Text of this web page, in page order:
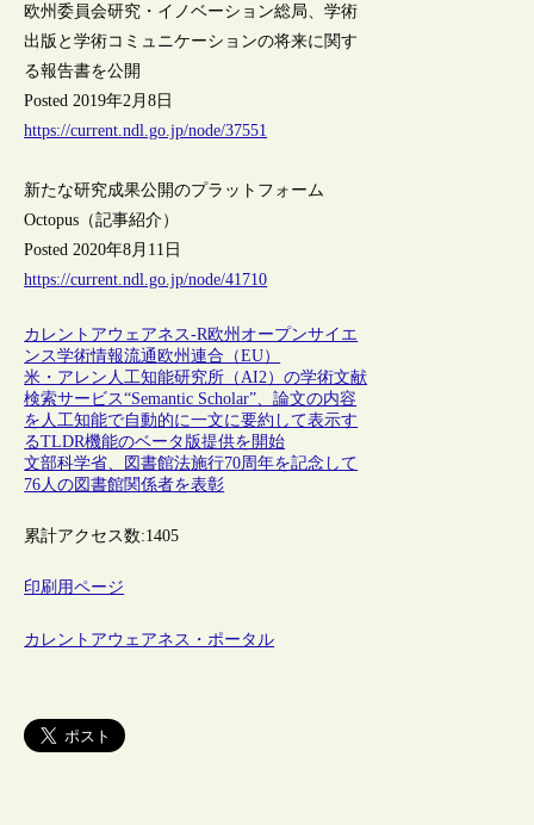
欧州委員会研究・イノベーション総局、学術
出版と学術コミュニケーションの将来に関す
る報告書を公開
Posted 2019年2月8日
https://current.ndl.go.jp/node/37551
新たな研究成果公開のプラットフォーム
Octopus（記事紹介）
Posted 2020年8月11日
https://current.ndl.go.jp/node/41710
カレントアウェアネス-R欧州 オープンサイエ
ンス学術情報流通 欧州連合（EU）
米・アレン人工知能研究所（AI2）の学術文献
検索サービス“Semantic Scholar”、論文の内容
を人工知能で自動的に一文に要約して表示す
るTLDR機能のベータ版提供を開始
文部科学省、図書館法施行70周年を記念して
76人の図書館関係者を表彰
累計アクセス数:1405
印刷用ページ
カレントアウェアネス・ポータル